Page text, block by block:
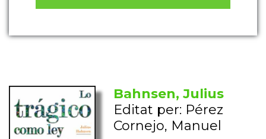
Bahnsen, Julius
Editat per: Pérez
Cornejo, Manuel